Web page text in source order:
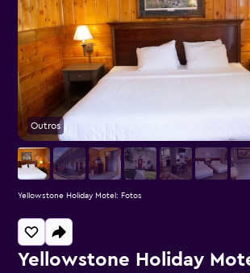
Yellowstone Holiday
Outros
Yellowstone Holiday Motel: Fotos